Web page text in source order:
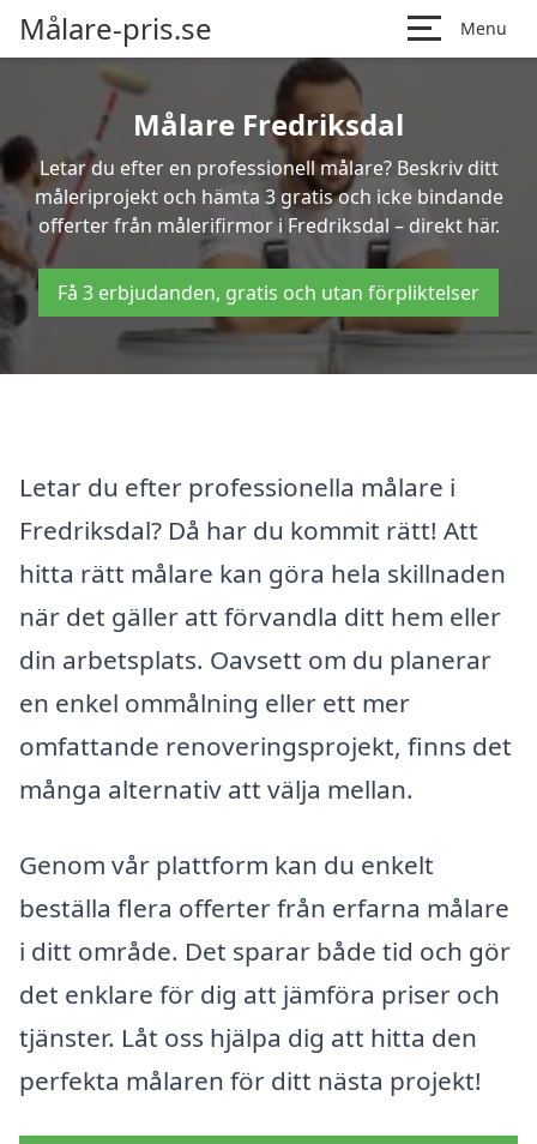
Målare-pris.se Menu
Målare Fredriksdal
Letar du efter en professionell målare? Beskriv ditt
måleriprojekt och hämta 3 gratis och icke bindande
offerter från målerifirmor i Fredriksdal – direkt här.
Få 3 erbjudanden, gratis och utan förpliktelser
Letar du efter professionella målare i
Fredriksdal? Då har du kommit rätt! Att
hitta rätt målare kan göra hela skillnaden
när det gäller att förvandla ditt hem eller
din arbetsplats. Oavsett om du planerar
en enkel ommålning eller ett mer
omfattande renoveringsprojekt, finns det
många alternativ att välja mellan.
Genom vår plattform kan du enkelt
beställa flera offerter från erfarna målare
i ditt område. Det sparar både tid och gör
det enklare för dig att jämföra priser och
tjänster. Låt oss hjälpa dig att hitta den
perfekta målaren för ditt nästa projekt!